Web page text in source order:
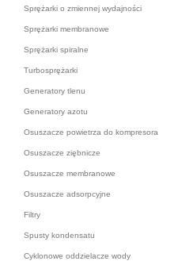
Sprężarki o zmiennej wydajności
Sprężarki membranowe
Sprężarki spiralne
Turbosprężarki
Generatory tlenu
Generatory azotu
Osuszacze powietrza do kompresora
Osuszacze ziębnicze
Osuszacze membranowe
Osuszacze adsorpcyjne
Filtry
Spusty kondensatu
Cyklonowe oddzielacze wody